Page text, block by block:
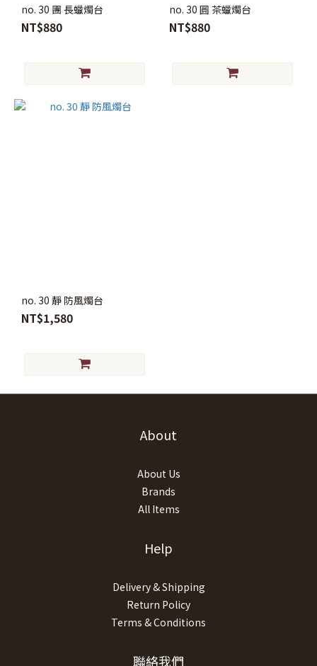
no. 30 團 長蠟燭台
NT$880
no. 30 圓 茶蠟燭台
NT$880
no. 30 靜 防風燭台
NT$1,580
About
About Us
Brands
All Items
Help
Delivery & Shipping
Return Policy
Terms & Conditions
聯絡我們